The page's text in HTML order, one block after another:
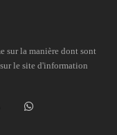
la manière dont sont
le site d'information
Dailymotion